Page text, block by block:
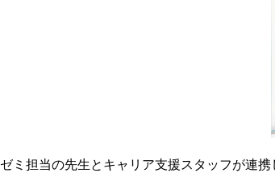
ゼミ担当の先生とキャリア支援スタッフが連